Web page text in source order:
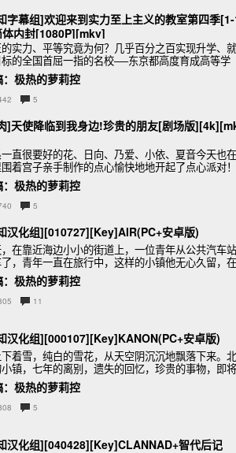
字幕组]欢迎来到实力至上主义的教室第四季
内封[1080P][mkv]
实力、平等究竟为何？几乎百分之百实现升学、就
的全国首屈一指的名校──东京都高度育成高等学
间简直如同乐园般的学校，真面目却是唯有优秀者
受优待的实力至上主义学校！绫小路清隆被分配到
：极热的萝莉控
5
]天使降临到我身边!珍贵的朋友[剧场版
直很要好的花、日向、乃爱、小依、夏音今天也在
着宫子亲手制作的点心愉快地地开起了点心派对！
饼干和小花戴的发饰一模一样。
：极热的萝莉控
5
汉化组][010727][Key]AIR(PC+安卓版)
在靠近海边小小的街道上，一位青年从公共汽车站
，青年一直在旅行中，这样的小镇他无心久留，在
路费后，他会去那些更繁华的地方，他的旅伴是母
他的小小的人偶，他不用手接触，人偶就能动起来
：极热的萝莉控
11
汉化组][000107][Key]KANON(PC+安卓版)
着雪，纯白的雪花，从天空阴沉沉地飘落下来。北
镇，七年的离别，遗失的回忆，珍贵的事物，即将
春天，奇迹，即将上演。
：极热的萝莉控
5
汉化组][040428][Key]CLANNAD+智代后记